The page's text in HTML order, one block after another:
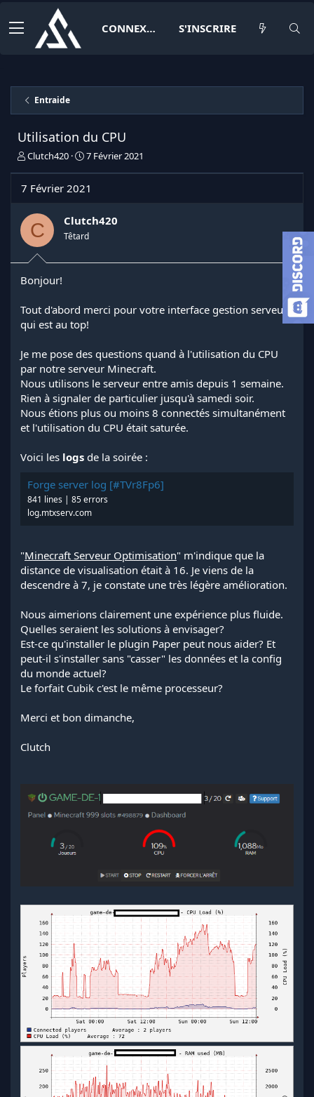
CONNEXION S'INSCRIRE
Entraide
Utilisation du CPU
I
a
e
u
d
l
d
s
c
u
s
s
i
o
Clutch420
D
e
e
d
é
7 Février 2021
7 Février 2021
C Clutch420
Têtard
Bonjour!
Tout d'abord merci pour votre interface gestion serveur
qui est au top!
Je me pose des questions quand à l'utilisation du CPU
par notre serveur Minecraft.
Nous utilisons le serveur entre amis depuis 1 semaine.
Rien à signaler de particulier jusqu'à samedi soir.
Nous étions plus ou moins 8 connectés simultanément
et l'utilisation du CPU était saturée.
Voici les logs de la soirée :
Forge server log [#TVr8Fp6]
841 lines | 85 errors
log.mtxserv.com
"Minecraft Serveur Optimisation" m'indique que la
distance de visualisation était à 16. Je viens de la
descendre à 7, je constate une très légère amélioration.
Nous aimerions clairement une expérience plus fluide.
Quelles seraient les solutions à envisager?
Est-ce qu'installer le plugin Paper peut nous aider? Et
peut-il s'installer sans "casser" les données et la config
du monde actuel?
Le forfait Cubik c'est le même processeur?
Merci et bon dimanche,
Clutch